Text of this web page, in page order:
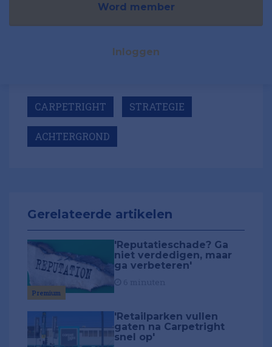
Word member
Inloggen
CARPETRIGHT STRATEGIE
ACHTERGROND
Gerelateerde artikelen
Premium
'Reputatieschade? Ga
niet verdedigen, maar
ga verbeteren'
'Retailparken vullen
gaten na Carpetright
snel op'